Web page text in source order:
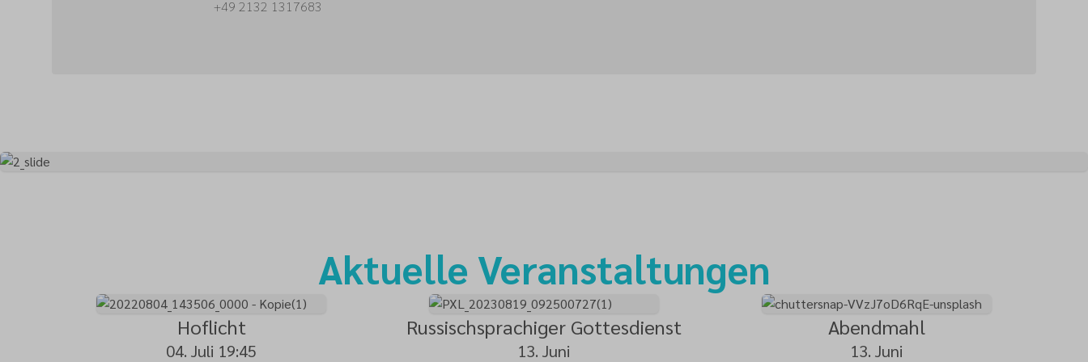
+49 2132 1317683
Aktuelle Veranstaltungen
Hoflicht
04. Juli 19:45
Russischsprachiger Gottesdienst
13. Juni
Abendmahl
13. Juni